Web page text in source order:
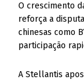
O crescimento
reforça a
chinesas como
participação
A Stellantis